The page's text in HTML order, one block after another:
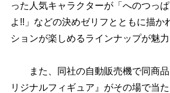
った人気キャラクターが「へのつっ
よ!!」などの決めゼリフとともに描か
ションが楽しめるラインナップが魅力
また、同社の自動販売機で同商品
リジナルフィギュア』がその場で当